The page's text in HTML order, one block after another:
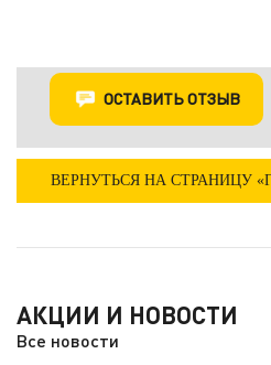
ОСТАВИТЬ ОТЗЫВ
ВЕРНУТЬСЯ НА СТРАНИЦУ
АКЦИИ И НОВОСТИ
Все новости